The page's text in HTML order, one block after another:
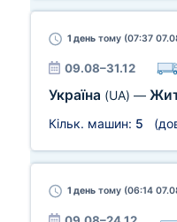
1 день тому (07:37
09.08–31.12
Україна (UA) —
Кільк. машин: 5
1 день тому (06:14